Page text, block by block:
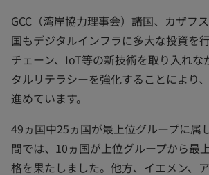
GCC（湾岸協力理事会）諸国、カザフ
国もデジタルインフラに多大な投資を
チェーン、IoT等の新技術を取り入れな
タルリテラシーを強化することにより
進めています。
49ヵ国中25ヵ国が最上位グループに属
間では、10ヵ国が上位グループから最
格を果たしました。他方、イエメン、